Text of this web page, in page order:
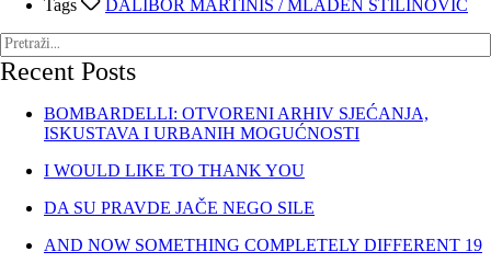
Tags DALIBOR MARTINIS / MLADEN STILINOVIĆ
Recent Posts
BOMBARDELLI: OTVORENI ARHIV SJEĆANJA,
ISKUSTAVA I URBANIH MOGUĆNOSTI
I WOULD LIKE TO THANK YOU
DA SU PRAVDE JAČE NEGO SILE
AND NOW SOMETHING COMPLETELY DIFFERENT 19